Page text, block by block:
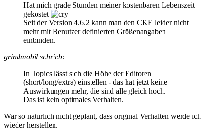
Hat mich grade Stunden meiner kostenbaren Lebenszeit
gekostet
Seit der Version 4.6.2 kann man den CKE leider nicht
mehr mit Benutzer definierten Größenangaben
einbinden.
grindmobil schrieb:
In Topics lässt sich die Höhe der Editoren
(short/long/extra) einstellen - das hat jetzt keine
Auswirkungen mehr, die sind alle gleich hoch.
Das ist kein optimales Verhalten.
War so natürlich nicht geplant, dass original Verhalten werde ich
wieder herstellen.